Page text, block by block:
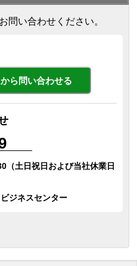
問い合わせください。
ら問い合わせる
（土日祝日および当社休業日
ジネスセンター